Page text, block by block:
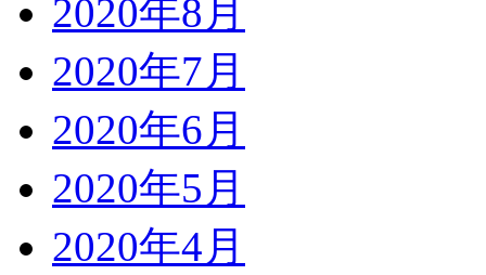
2020年8月
2020年7月
2020年6月
2020年5月
2020年4月